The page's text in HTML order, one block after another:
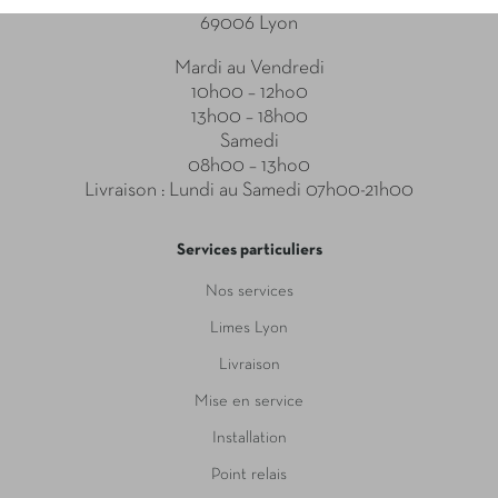
69006 Lyon
Mardi au Vendredi
10h00 – 12ho0
13h00 – 18h00
Samedi
08h00 – 13ho0
Livraison : Lundi au Samedi 07h00-21h00
Services particuliers
Nos services
Limes Lyon
Livraison
Mise en service
Installation
Point relais